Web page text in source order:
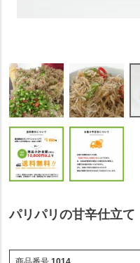
パリパリの甘辛仕立て